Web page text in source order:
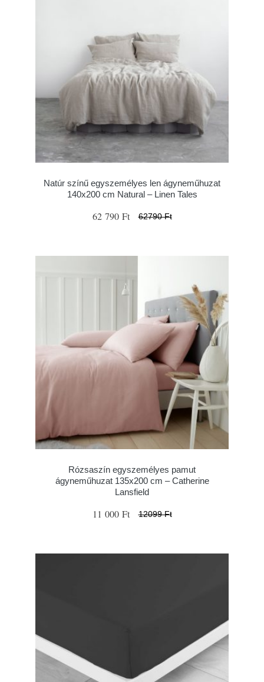
Natúr színű egyszemélyes len ágyneműhuzat
140x200 cm Natural – Linen Tales
62 790 Ft 62790 Ft
Rózsaszín egyszemélyes pamut
ágyneműhuzat 135x200 cm – Catherine
Lansfield
11 000 Ft 12099 Ft